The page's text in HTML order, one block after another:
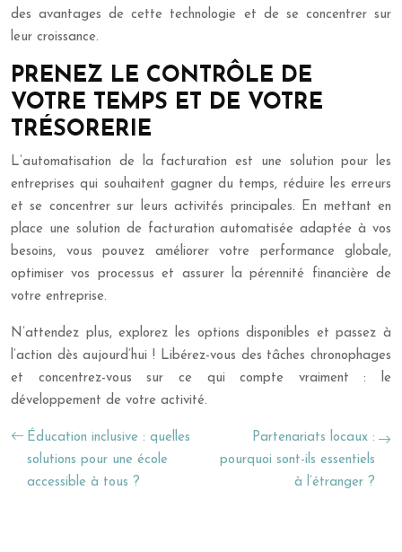
des avantages de cette technologie et de se concentrer sur
leur croissance.
PRENEZ LE CONTRÔLE DE
VOTRE TEMPS ET DE VOTRE
TRÉSORERIE
L’automatisation de la facturation est une solution pour les
entreprises qui souhaitent gagner du temps, réduire les erreurs
et se concentrer sur leurs activités principales. En mettant en
place une solution de facturation automatisée adaptée à vos
besoins, vous pouvez améliorer votre performance globale,
optimiser vos processus et assurer la pérennité financière de
votre entreprise.
N’attendez plus, explorez les options disponibles et passez à
l’action dès aujourd’hui ! Libérez-vous des tâches chronophages
et concentrez-vous sur ce qui compte vraiment : le
développement de votre activité.
Éducation inclusive : quelles
solutions pour une école
accessible à tous ?
Partenariats locaux :
pourquoi sont-ils essentiels
à l’étranger ?